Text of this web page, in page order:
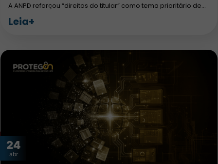
A ANPD reforçou “direitos do titular” como tema prioritário de…
Leia+
24
abr